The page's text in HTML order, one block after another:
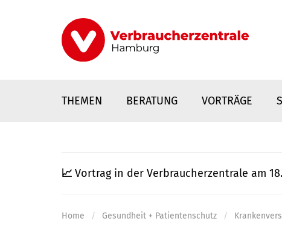
THEMEN BERATUNG VORTRÄGE
📈 Vortrag in der Verbraucherzentrale am
Home Gesundheit + Patientenschutz